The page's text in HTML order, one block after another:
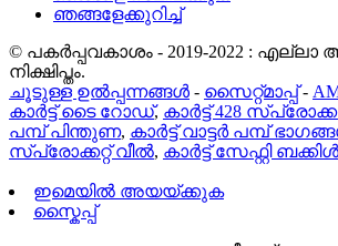
ഞങ്ങളേക്കുറിച്ച്
© പകർപ്പവകാശം - 2019-2022 :
നിക്ഷിപ്തം.
ചൂടുള്ള ഉൽപ്പന്നങ്ങൾ - സൈറ്റ്മാപ്പ്-
കാർട്ട് ടൈ റോഡ്, കാർട്ട് 428
പമ്പ് പിന്തുണ, കാർട്ട് വാട്ടർ പമ്പ്
സ്പ്രോക്കറ്റ് വീൽ, കാർട്ട് സേഫ്റ്റി ബക്കിൾ
ഇമെയിൽ അയയ്ക്കുക
സ്കൈപ്പ്